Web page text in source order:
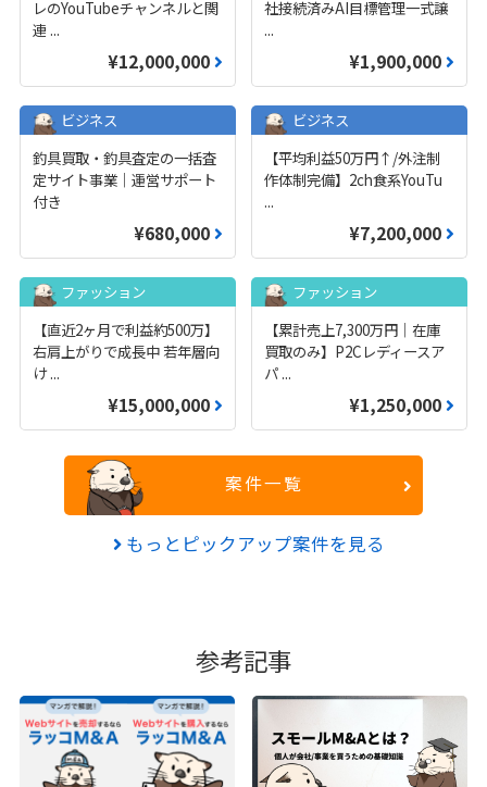
レのYouTubeチャンネルと関
連 ...
¥12,000,000
社接続済みAI目標管理一式譲
...
¥1,900,000
ビジネス
釣具買取・釣具査定の一括査
定サイト事業｜運営サポート
付き
¥680,000
ビジネス
【平均利益50万円↑/外注制
作体制完備】2ch食系YouTu
...
¥7,200,000
ファッション
【直近2ヶ月で利益約500万】
右肩上がりで成長中 若年層向
け...
¥15,000,000
ファッション
【累計売上7,300万円｜在庫
買取のみ】P2Cレディースア
パ ...
¥1,250,000
案件一覧
もっとピックアップ案件を見る
参考記事